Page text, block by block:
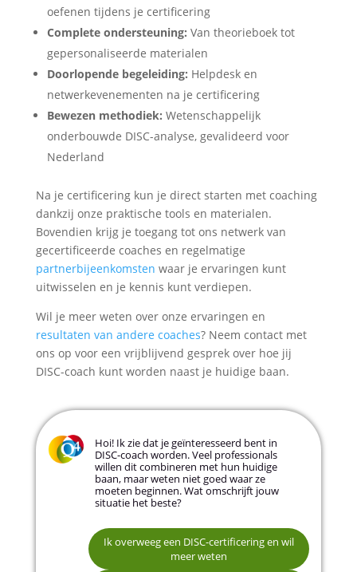
oefenen tijdens je certificering
Complete ondersteuning: Van theorieboek tot
gepersonaliseerde materialen
Doorlopende begeleiding: Helpdesk en
netwerkevenementen na je certificering
Bewezen methodiek: Wetenschappelijk
onderbouwde DISC-analyse, gevalideerd voor
Nederland
Na je certificering kun je direct starten met coaching
dankzij onze praktische tools en materialen.
Bovendien krijg je toegang tot ons netwerk van
gecertificeerde coaches en regelmatige
partnerbijeenkomsten waar je ervaringen kunt
uitwisselen en je kennis kunt verdiepen.
Wil je meer weten over onze ervaringen en
resultaten van andere coaches? Neem contact met
ons op voor een vrijblijvend gesprek over hoe jij
DISC-coach kunt worden naast je huidige baan.
Hoi! Ik zie dat je geïnteresseerd bent in
DISC-coach worden. Veel professionals
willen dit combineren met hun huidige
baan, maar weten niet goed waar ze
moeten beginnen. Wat omschrijft jouw
situatie het beste?
Ik overweeg een DISC-certificering en wil
meer weten
Ik weet niet of ik het kan combineren met mijn
baan